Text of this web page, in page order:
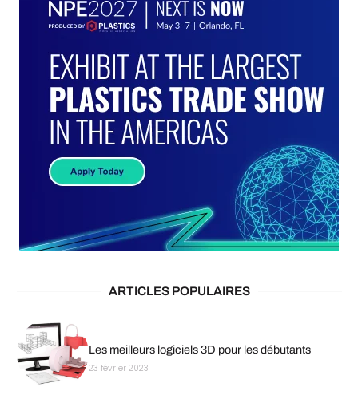
ARTICLES POPULAIRES
Les meilleurs logiciels 3D pour les débutants
23 février 2023